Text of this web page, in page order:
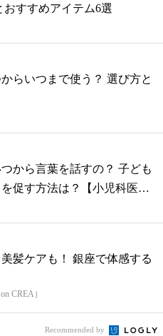
おすすめアイテム6選
らいつまで使う？ 選び方と
から言葉を話すの？ 子ども
促す方法は？【小児科医監
美髪ケアも！ 銀座で体感する
CREA）
Recommended by